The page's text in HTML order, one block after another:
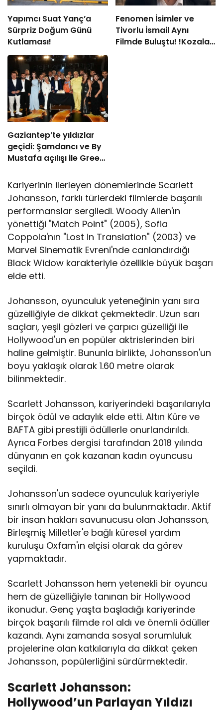
Yapımcı Suat Yanç’a
Sürpriz Doğum Günü
Kutlaması!
Fenomen İsimler ve
Tivorlu İsmail Aynı
Filmde Buluştu! !Kozalak
Gaziantep’te yıldızlar
geçidi: Şamdancı ve By
Mustafa açılışı ile Green
Kariyerinin ilerleyen dönemlerinde Scarlett
Johansson, farklı türlerdeki filmlerde başarılı
performanslar sergiledi. Woody Allen'ın
yönettiği "Match Point" (2005), Sofia
Coppola'nın "Lost in Translation" (2003) ve
Marvel Sinematik Evreni'nde canlandırdığı
Black Widow karakteriyle özellikle büyük başarı
elde etti.
Johansson, oyunculuk yeteneğinin yanı sıra
güzelliğiyle de dikkat çekmektedir. Uzun sarı
saçları, yeşil gözleri ve çarpıcı güzelliği ile
Hollywood'un en popüler aktrislerinden biri
haline gelmiştir. Bununla birlikte, Johansson'un
boyu yaklaşık olarak 1.60 metre olarak
bilinmektedir.
Scarlett Johansson, kariyerindeki başarılarıyla
birçok ödül ve adaylık elde etti. Altın Küre ve
BAFTA gibi prestijli ödüllerle onurlandırıldı.
Ayrıca Forbes dergisi tarafından 2018 yılında
dünyanın en çok kazanan kadın oyuncusu
seçildi.
Johansson'un sadece oyunculuk kariyeriyle
sınırlı olmayan bir yanı da bulunmaktadır. Aktif
bir insan hakları savunucusu olan Johansson,
Birleşmiş Milletler'e bağlı küresel yardım
kuruluşu Oxfam'ın elçisi olarak da görev
yapmaktadır.
Scarlett Johansson hem yetenekli bir oyuncu
hem de güzelliğiyle tanınan bir Hollywood
ikonudur. Genç yaşta başladığı kariyerinde
birçok başarılı filmde rol aldı ve önemli ödüller
kazandı. Aynı zamanda sosyal sorumluluk
projelerine olan katkılarıyla da dikkat çeken
Johansson, popülerliğini sürdürmektedir.
Scarlett Johansson:
Hollywood’un Parlayan Yıldızı